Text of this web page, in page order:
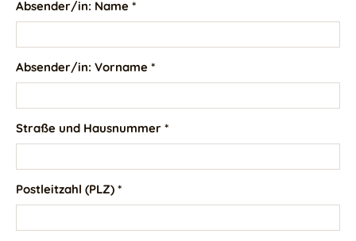
Absender/in: Name *
Absender/in: Vorname *
Straße und Hausnummer *
Postleitzahl (PLZ) *